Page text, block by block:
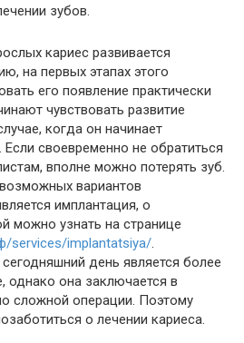
зубов.
кариес развивается
на первых этапах этого
его появление практически
чувствовать развитие
когда он начинает
Если своевременно не обратиться
вполне можно потерять зуб.
вариантов
имплантация, о
можно узнать на странице
services/implantatsiya/
день является более
однако она заключается в
сложной операции. Поэтому
о лечении кариеса.